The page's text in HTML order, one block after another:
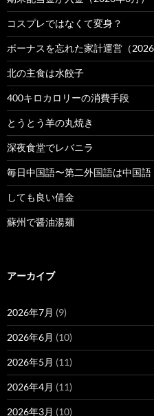
コスプレではなくて変身？
ボーナスを忘れた家計運営（2026
北の主食は水餃子
400キロカロリーの消費手段
とうとう羊の丸焼き
深夜食堂でレバニラ
毎日中国語〜第二外国語は中国語
しても良い借金
蘇州で醤油湯麺
アーカイブ
2026年7月 (9)
2026年6月 (10)
2026年5月 (11)
2026年4月 (11)
2026年3月 (10)